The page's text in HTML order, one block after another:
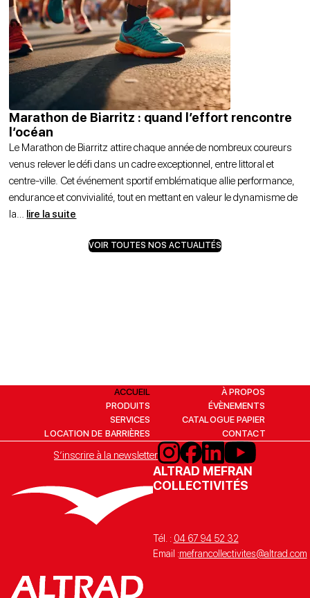
Marathon de Biarritz : quand l’effort rencontre
l’océan
Le Marathon de Biarritz attire chaque année de nombreux coureurs
venus relever le défi dans un cadre exceptionnel, entre littoral et
centre-ville. Cet événement sportif emblématique allie performance,
endurance et convivialité, tout en mettant en valeur le dynamisme de
la… lire la suite
VOIR TOUTES NOS ACTUALITÉS
ACCUEIL
PRODUITS
SERVICES
LOCATION DE BARRIÈRES
À PROPOS
ÉVÈNEMENTS
CATALOGUE PAPIER
CONTACT
S’inscrire à la newsletter
ALTRAD MEFRAN
COLLECTIVITÉS
Tél. : 04 67 94 52 32
Email :mefrancollectivites@altrad.com